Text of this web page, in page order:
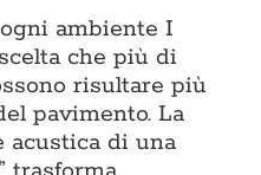
ambiente I
che più di
risultare più
pavimento. La
acustica di una